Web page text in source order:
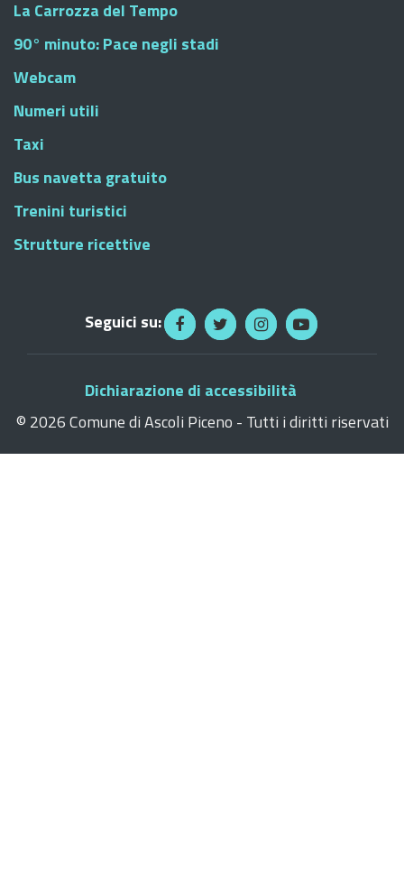
La Carrozza del Tempo
90° minuto: Pace negli stadi
Webcam
Numeri utili
Taxi
Bus navetta gratuito
Trenini turistici
Strutture ricettive
Seguici su:
Dichiarazione di accessibilità
© 2026 Comune di Ascoli Piceno - Tutti i diritti riservati